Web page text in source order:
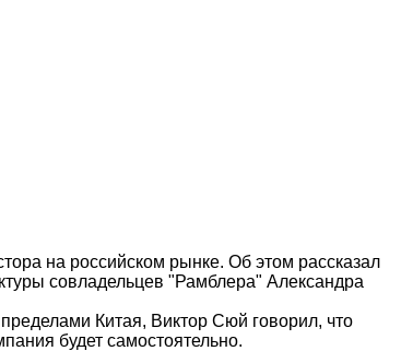
на российском рынке. Об этом рассказал
совладельцев "Рамблера" Александра
Китая, Виктор Сюй говорил, что
будет самостоятельно.